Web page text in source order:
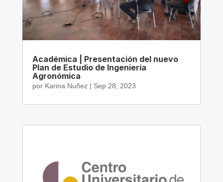
Académica | Presentación del nuevo
Plan de Estudio de Ingeniería
Agronómica
por Karina Nuñez| Sep 28, 2023